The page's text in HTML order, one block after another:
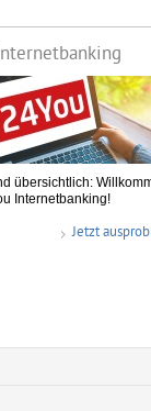
übersichtlich:
Internetbanking!
Jetzt